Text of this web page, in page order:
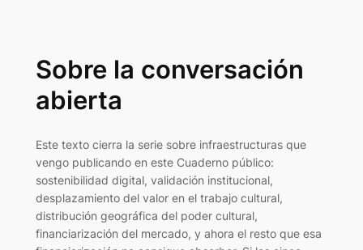
Sobre la conversación
abierta
Este texto cierra la serie sobre infraestructuras que
vengo publicando en este Cuaderno público:
sostenibilidad digital, validación institucional,
desplazamiento del valor en el trabajo cultural,
distribución geográfica del poder cultural,
financiarización del mercado, y ahora el resto que esa